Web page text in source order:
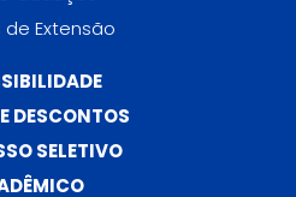
de Extensão
DESCONTOS
SELETIVO